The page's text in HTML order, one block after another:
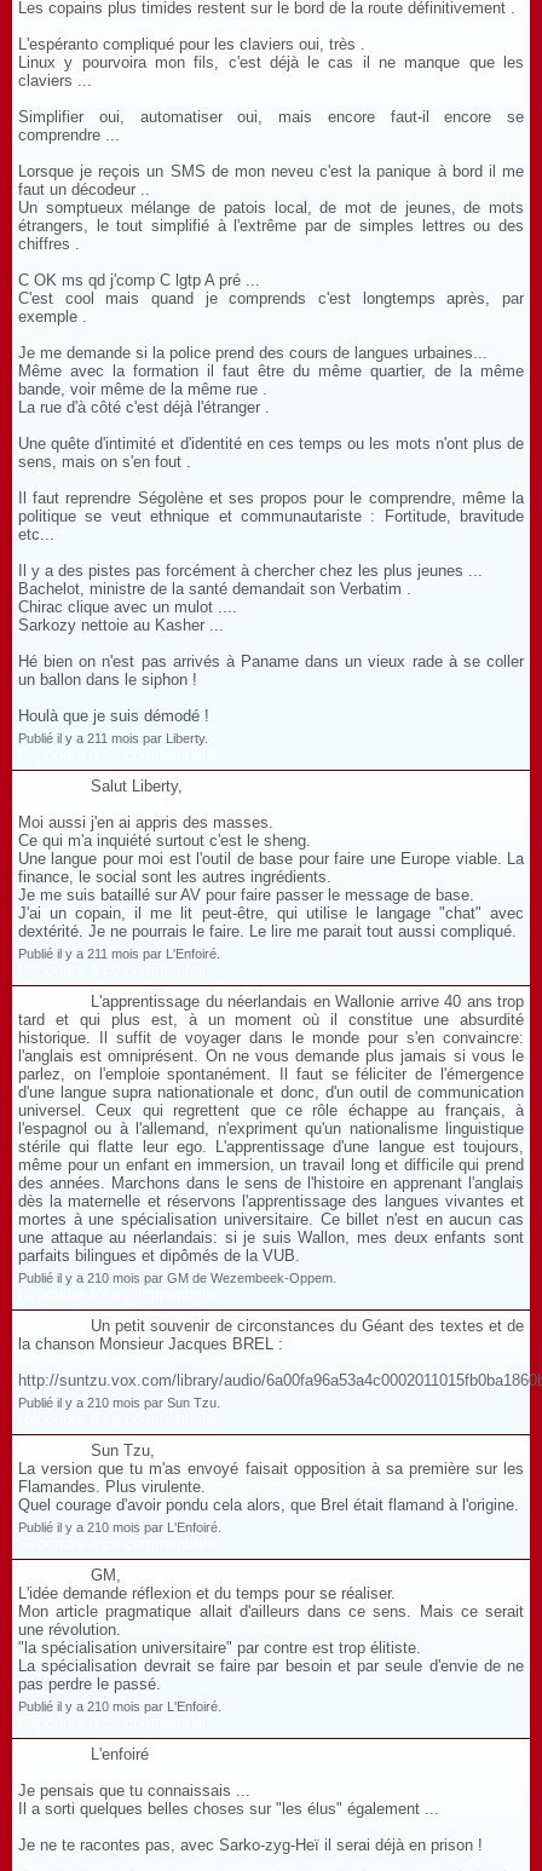
Les copains plus timides restent sur le bord de la route définitivement .
L'espéranto compliqué pour les claviers oui, très .
Linux y pourvoira mon fils, c'est déjà le cas il ne manque que les
claviers ...
Simplifier oui, automatiser oui, mais encore faut-il encore se
comprendre ...
Lorsque je reçois un SMS de mon neveu c'est la panique à bord il me
faut un décodeur ..
Un somptueux mélange de patois local, de mot de jeunes, de mots
étrangers, le tout simplifié à l'extrême par de simples lettres ou des
chiffres .
C OK ms qd j'comp C lgtp A pré ...
C'est cool mais quand je comprends c'est longtemps après, par
exemple .
Je me demande si la police prend des cours de langues urbaines...
Même avec la formation il faut être du même quartier, de la même
bande, voir même de la même rue .
La rue d'à côté c'est déjà l'étranger .
Une quête d'intimité et d'identité en ces temps ou les mots n'ont plus de
sens, mais on s'en fout .
Il faut reprendre Ségolène et ses propos pour le comprendre, même la
politique se veut ethnique et communautariste : Fortitude, bravitude
etc...
Il y a des pistes pas forcément à chercher chez les plus jeunes ...
Bachelot, ministre de la santé demandait son Verbatim .
Chirac clique avec un mulot ....
Sarkozy nettoie au Kasher ...
Hé bien on n'est pas arrivés à Paname dans un vieux rade à se coller
un ballon dans le siphon !
Houlà que je suis démodé !
Publié il y a 211 mois par Liberty.
Salut Liberty,
Moi aussi j'en ai appris des masses.
Ce qui m'a inquiété surtout c'est le sheng.
Une langue pour moi est l'outil de base pour faire une Europe viable. La
finance, le social sont les autres ingrédients.
Je me suis bataillé sur AV pour faire passer le message de base.
J'ai un copain, il me lit peut-être, qui utilise le langage "chat" avec
dextérité. Je ne pourrais le faire. Le lire me parait tout aussi compliqué.
Publié il y a 211 mois par L'Enfoiré.
L'apprentissage du néerlandais en Wallonie arrive 40 ans trop
tard et qui plus est, à un moment où il constitue une absurdité
historique. Il suffit de voyager dans le monde pour s'en convaincre:
l'anglais est omniprésent. On ne vous demande plus jamais si vous le
parlez, on l'emploie spontanément. Il faut se féliciter de l'émergence
d'une langue supra nationationale et donc, d'un outil de communication
universel. Ceux qui regrettent que ce rôle échappe au français, à
l'espagnol ou à l'allemand, n'expriment qu'un nationalisme linguistique
stérile qui flatte leur ego. L'apprentissage d'une langue est toujours,
même pour un enfant en immersion, un travail long et difficile qui prend
des années. Marchons dans le sens de l'histoire en apprenant l'anglais
dès la maternelle et réservons l'apprentissage des langues vivantes et
mortes à une spécialisation universitaire. Ce billet n'est en aucun cas
une attaque au néerlandais: si je suis Wallon, mes deux enfants sont
parfaits bilingues et dipômés de la VUB.
Publié il y a 210 mois par GM de Wezembeek-Oppem.
Un petit souvenir de circonstances du Géant des textes et de
la chanson Monsieur Jacques BREL :
http://suntzu.vox.com/library/audio/
Publié il y a 210 mois par Sun Tzu.
Sun Tzu,
La version que tu m'as envoyé faisait opposition à sa première sur les
Flamandes. Plus virulente.
Quel courage d'avoir pondu cela alors, que Brel était flamand à l'origine.
Publié il y a 210 mois par L'Enfoiré.
GM,
L'idée demande réflexion et du temps pour se réaliser.
Mon article pragmatique allait d'ailleurs dans ce sens. Mais ce serait
une révolution.
"la spécialisation universitaire" par contre est trop élitiste.
La spécialisation devrait se faire par besoin et par seule d'envie de ne
pas perdre le passé.
Publié il y a 210 mois par L'Enfoiré.
L'enfoiré
Je pensais que tu connaissais ...
Il a sorti quelques belles choses sur "les élus" également ...
Je ne te racontes pas, avec Sarko-zyg-Heï il serai déjà en prison !